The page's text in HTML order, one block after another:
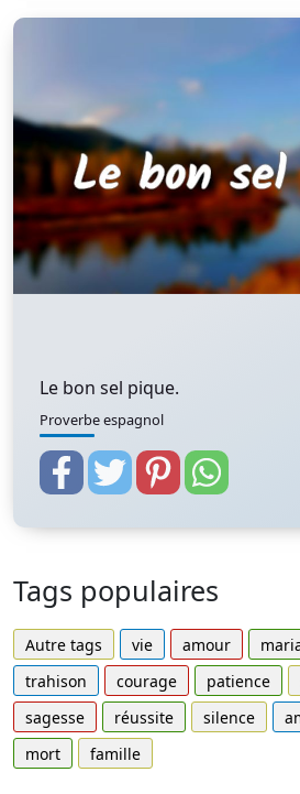
Le bon sel pique.
Proverbe espagnol
Tags populaires
Autre tags vie amour
trahison
courage patience
sagesse
réussite silence
mort
famille